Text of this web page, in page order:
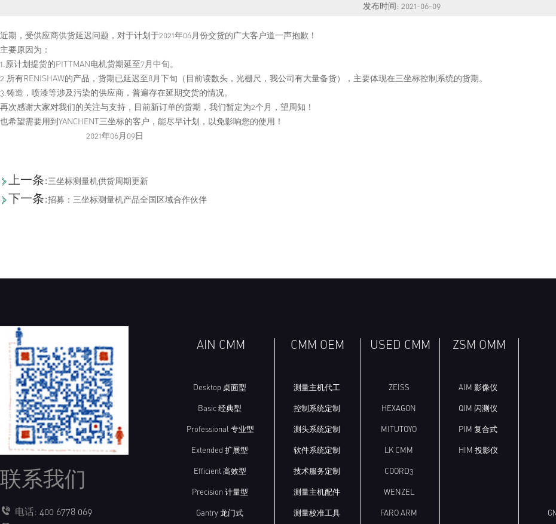
发布时间: 2021-06-09
近期，受供应商供货延迟问题，对于计划于2021年06月份交货的广大客户道一声抱歉！
主要原因为：
1.原计划提货的PITTMAN电机货期延至7月中旬。
2.所有RENISHAW的产品，货期已延迟至8月下旬（目前读数头，光栅尺，我公司有大量备货），主要体现在三坐标控制系统的货期。
3.铸造，喷漆等涉及污染的供应商，普遍存在延期交货的情况。
再次感谢大家对我们的关注与支持，目前新订单的货期，我们暂定为2个月，望周知！
也希望需要用到YANCHENT三坐标的客户，能尽早计划，以免影响您的使用！
2021年06月09日
上一条:三坐标测量机供货周期更新
下一条:招募：三坐标测量机产品全国区域合作伙伴
联系我们
电话: 400 6778 069
AIN CMM
Desktop 桌面型
Basic 经典型
Professional 专业型
Extended 扩展型
Efficient 高效型
Precision 计量型
Gantry 龙门式
CMM OEM
测量主机代工
控制系统定制
测头系统定制
软件系统定制
技术服务定制
测量主机配件
测量校准工具
USED CMM
ZEISS
HEXAGON
MITUTOYO
LK CMM
COORD3
WENZEL
FARO ARM
ZSM OMM
AIM 影像仪
QIM 闪测仪
PIM 复合式
HIM 投影仪